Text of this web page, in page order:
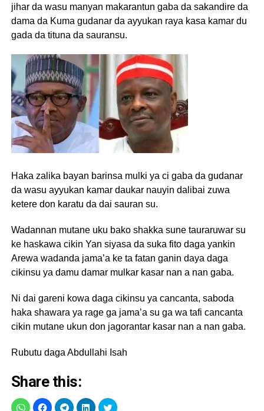
jihar da wasu manyan makarantun gaba da sakandire da
dama da Kuma gudanar da ayyukan raya kasa kamar du
gada da tituna da sauransu.
Haka zalika bayan barinsa mulki ya ci gaba da gudanar
da wasu ayyukan kamar daukar nauyin dalibai zuwa
ketere don karatu da dai sauran su.
Wadannan mutane uku bako shakka sune tauraruwar su
ke haskawa cikin Yan siyasa da suka fito daga yankin
Arewa wadanda jama’a ke ta fatan ganin daya daga
cikinsu ya damu damar mulkar kasar nan a nan gaba.
Ni dai gareni kowa daga cikinsu ya cancanta, saboda
haka shawara ya rage ga jama’a su ga wa tafi cancanta
cikin mutane ukun don jagorantar kasar nan a nan gaba.
Rubutu daga Abdullahi Isah
Share this: